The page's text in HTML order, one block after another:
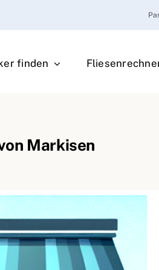
finden
Markisen